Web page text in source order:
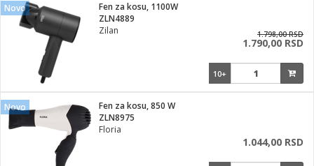
Novo
Fen za kosu, 1100W
ZLN4889
Zilan
1.798,00 RSD
1.790,00 RSD
10+
Novo
Fen za kosu, 850 W
ZLN8975
Floria
1.044,00 RSD